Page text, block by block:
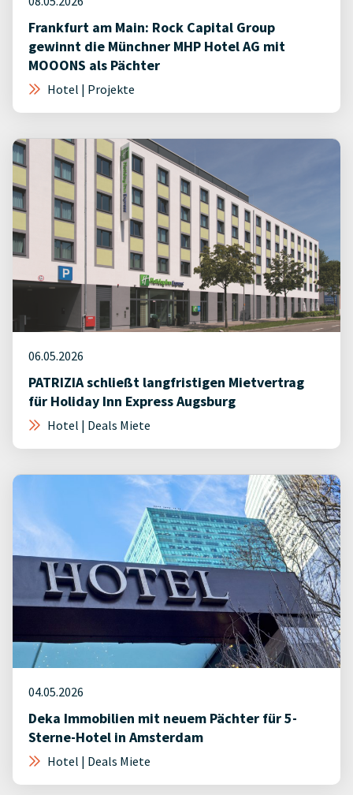
Frankfurt am Main: Rock Capital Group
gewinnt die Münchner MHP Hotel AG mit
MOOONS als Pächter
Hotel | Projekte
06.05.2026
PATRIZIA schließt langfristigen Mietvertrag
für Holiday Inn Express Augsburg
Hotel | Deals Miete
04.05.2026
Deka Immobilien mit neuem Pächter für 5-
Sterne-Hotel in Amsterdam
Hotel | Deals Miete